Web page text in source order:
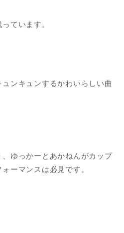
ています。
ンキュンするかわいらしい曲
ゆっかーとあかねんがカップ
ーマンスは必見です。